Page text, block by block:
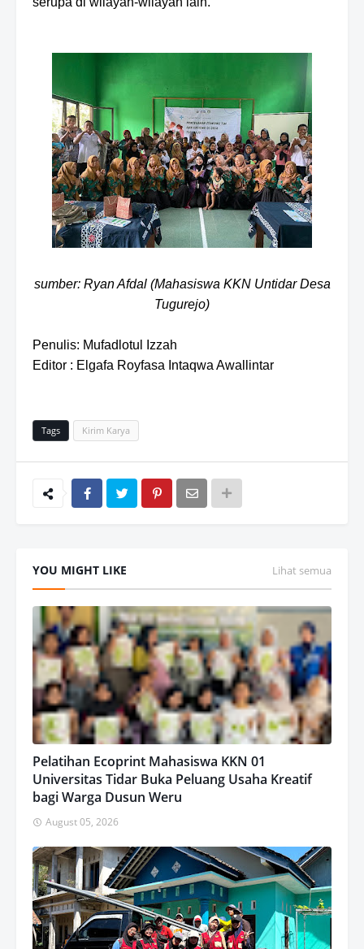
sumber: Ryan Afdal (Mahasiswa KKN Untidar Desa
Tugurejo)
Penulis: Mufadlotul Izzah
Editor : Elgafa Royfasa Intaqwa Awallintar
Tags Kirim Karya
YOU MIGHT LIKE Lihat semua
Pelatihan Ecoprint Mahasiswa KKN 01
Universitas Tidar Buka Peluang Usaha Kreatif
bagi Warga Dusun Weru
August 05, 2026